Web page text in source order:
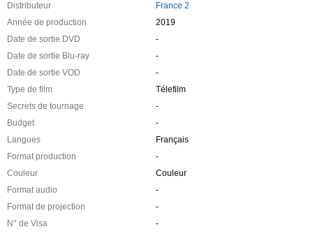
Distributeur
France 2
Année de production
2019
Date de sortie DVD
-
Date de sortie Blu-ray
-
Date de sortie VOD
-
Type de film
Télefilm
Secrets de tournage
-
Budget
-
Langues
Français
Format production
-
Couleur
Couleur
Format audio
-
Format de projection
-
N° de Visa
-